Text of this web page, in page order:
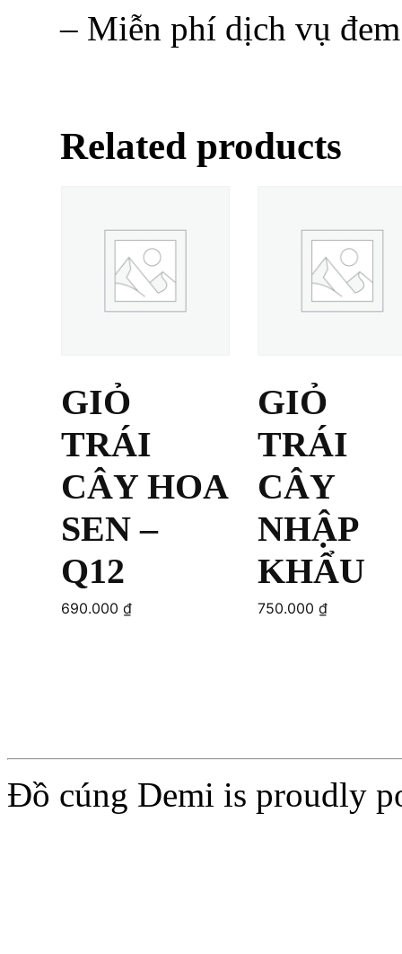
– Miễn phí dịch vụ
Related products
GIỎ
TRÁI
CÂY HOA
SEN –
Q12
690.000 ₫
GIỎ
TRÁI
CÂY
NHẬP
KHẨU
750.000₫
Đồ cúng Demi is proudly